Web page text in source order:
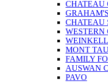
CHATEAU
GRAHAM'S
CHATEAU
WESTERN
MONT
FAMILY
AUSWAN
PAVO